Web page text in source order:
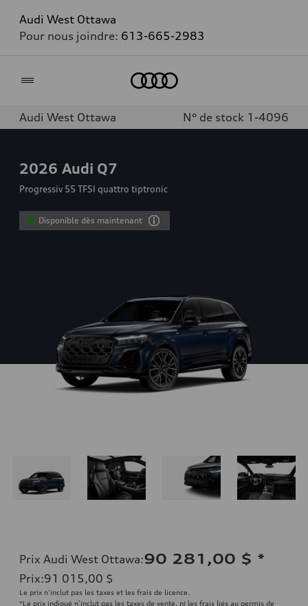
Audi West Ottawa
Pour nous joindre: 613-665-2983
Audi West Ottawa N° de stock 1-4096
2026 Audi Q7
Progressiv 55 TFSI quattro tiptronic
Disponible dès maintenant
Prix Audi West Ottawa:90 281,00 $ *
Prix:91 015,00 $
Le prix n'inclut pas les taxes et les frais de licence.
*Le prix indiqué n’inclut pas les taxes de vente, ni les frais liés au permis de